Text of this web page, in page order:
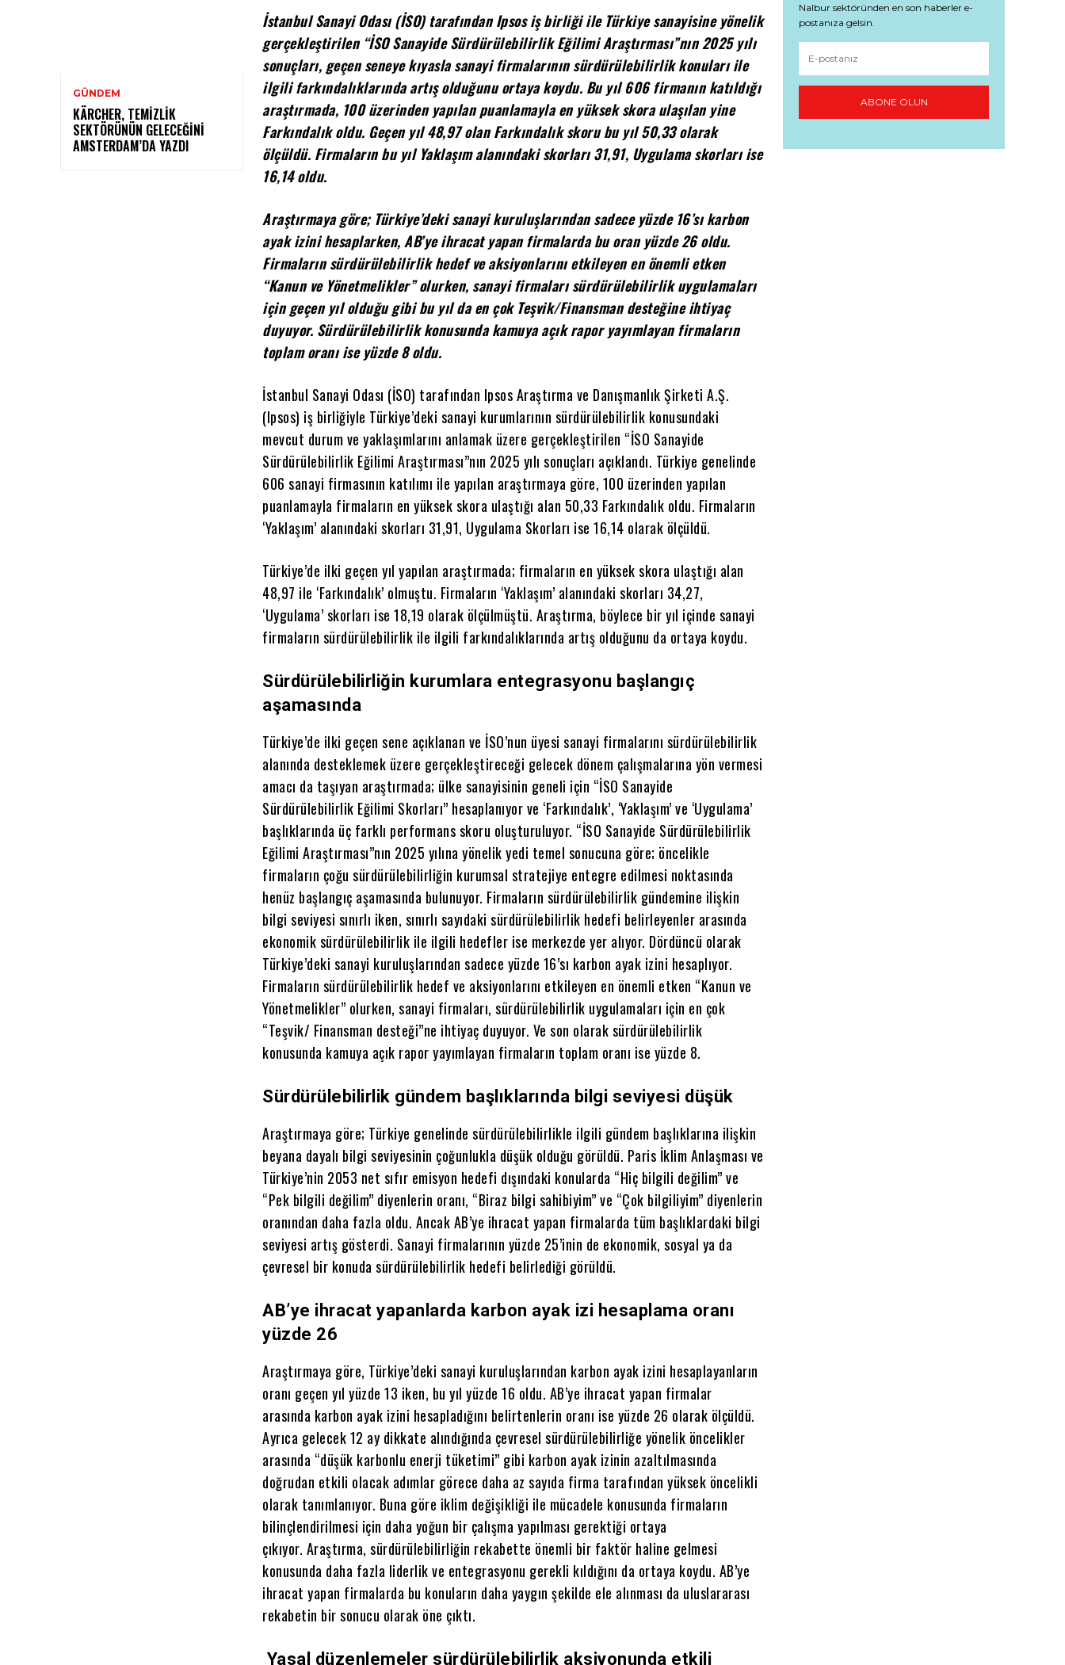
GÜNDEM
KÄRCHER, TEMIZLIK
SEKTÖRÜNÜN GELECEĞINI
AMSTERDAM’DA YAZDI
İstanbul Sanayi Odası (İSO) tarafından Ipsos iş birliği ile Türkiye sanayisine yönelik
gerçekleştirilen “İSO Sanayide Sürdürülebilirlik Eğilimi Araştırması”nın 2025 yılı
sonuçları, geçen seneye kıyasla sanayi firmalarının sürdürülebilirlik konuları ile
ilgili farkındalıklarında artış olduğunu ortaya koydu. Bu yıl 606 firmanın katıldığı
araştırmada, 100 üzerinden yapılan puanlamayla en yüksek skora ulaşılan yine
Farkındalık oldu. Geçen yıl 48,97 olan Farkındalık skoru bu yıl 50,33 olarak
ölçüldü. Firmaların bu yıl Yaklaşım alanındaki skorları 31,91, Uygulama skorları ise
16,14 oldu.
Araştırmaya göre; Türkiye’deki sanayi kuruluşlarından sadece yüzde 16’sı karbon
ayak izini hesaplarken, AB’ye ihracat yapan firmalarda bu oran yüzde 26 oldu.
Firmaların sürdürülebilirlik hedef ve aksiyonlarını etkileyen en önemli etken
“Kanun ve Yönetmelikler” olurken, sanayi firmaları sürdürülebilirlik uygulamaları
için geçen yıl olduğu gibi bu yıl da en çok Teşvik/Finansman desteğine ihtiyaç
duyuyor. Sürdürülebilirlik konusunda kamuya açık rapor yayımlayan firmaların
toplam oranı ise yüzde 8 oldu.
İstanbul Sanayi Odası (İSO) tarafından Ipsos Araştırma ve Danışmanlık Şirketi A.Ş.
(Ipsos) iş birliğiyle Türkiye’deki sanayi kurumlarının sürdürülebilirlik konusundaki
mevcut durum ve yaklaşımlarını anlamak üzere gerçekleştirilen “İSO Sanayide
Sürdürülebilirlik Eğilimi Araştırması”nın 2025 yılı sonuçları açıklandı. Türkiye genelinde
606 sanayi firmasının katılımı ile yapılan araştırmaya göre, 100 üzerinden yapılan
puanlamayla firmaların en yüksek skora ulaştığı alan 50,33 Farkındalık oldu. Firmaların
‘Yaklaşım’ alanındaki skorları 31,91, Uygulama Skorları ise 16,14 olarak ölçüldü.
Türkiye’de ilki geçen yıl yapılan araştırmada; firmaların en yüksek skora ulaştığı alan
48,97 ile ‘Farkındalık’ olmuştu. Firmaların ‘Yaklaşım’ alanındaki skorları 34,27,
‘Uygulama’ skorları ise 18,19 olarak ölçülmüştü. Araştırma, böylece bir yıl içinde sanayi
firmaların sürdürülebilirlik ile ilgili farkındalıklarında artış olduğunu da ortaya koydu.
Sürdürülebilirliğin kurumlara entegrasyonu başlangıç
aşamasında
Türkiye’de ilki geçen sene açıklanan ve İSO’nun üyesi sanayi firmalarını sürdürülebilirlik
alanında desteklemek üzere gerçekleştireceği gelecek dönem çalışmalarına yön vermesi
amacı da taşıyan araştırmada; ülke sanayisinin geneli için “İSO Sanayide
Sürdürülebilirlik Eğilimi Skorları” hesaplanıyor ve ‘Farkındalık’, ‘Yaklaşım’ ve ‘Uygulama’
başlıklarında üç farklı performans skoru oluşturuluyor. “İSO Sanayide Sürdürülebilirlik
Eğilimi Araştırması”nın 2025 yılına yönelik yedi temel sonucuna göre; öncelikle
firmaların çoğu sürdürülebilirliğin kurumsal stratejiye entegre edilmesi noktasında
henüz başlangıç aşamasında bulunuyor. Firmaların sürdürülebilirlik gündemine ilişkin
bilgi seviyesi sınırlı iken, sınırlı sayıdaki sürdürülebilirlik hedefi belirleyenler arasında
ekonomik sürdürülebilirlik ile ilgili hedefler ise merkezde yer alıyor. Dördüncü olarak
Türkiye’deki sanayi kuruluşlarından sadece yüzde 16’sı karbon ayak izini hesaplıyor.
Firmaların sürdürülebilirlik hedef ve aksiyonlarını etkileyen en önemli etken “Kanun ve
Yönetmelikler” olurken, sanayi firmaları, sürdürülebilirlik uygulamaları için en çok
“Teşvik/ Finansman desteği”ne ihtiyaç duyuyor. Ve son olarak sürdürülebilirlik
konusunda kamuya açık rapor yayımlayan firmaların toplam oranı ise yüzde 8.
Sürdürülebilirlik gündem başlıklarında bilgi seviyesi düşük
Araştırmaya göre; Türkiye genelinde sürdürülebilirlikle ilgili gündem başlıklarına ilişkin
beyana dayalı bilgi seviyesinin çoğunlukla düşük olduğu görüldü. Paris İklim Anlaşması ve
Türkiye’nin 2053 net sıfır emisyon hedefi dışındaki konularda “Hiç bilgili değilim” ve
“Pek bilgili değilim” diyenlerin oranı, “Biraz bilgi sahibiyim” ve “Çok bilgiliyim” diyenlerin
oranından daha fazla oldu. Ancak AB’ye ihracat yapan firmalarda tüm başlıklardaki bilgi
seviyesi artış gösterdi. Sanayi firmalarının yüzde 25’inin de ekonomik, sosyal ya da
çevresel bir konuda sürdürülebilirlik hedefi belirlediği görüldü.
AB’ye ihracat yapanlarda karbon ayak izi hesaplama oranı
yüzde 26
Araştırmaya göre, Türkiye’deki sanayi kuruluşlarından karbon ayak izini hesaplayanların
oranı geçen yıl yüzde 13 iken, bu yıl yüzde 16 oldu. AB’ye ihracat yapan firmalar
arasında karbon ayak izini hesapladığını belirtenlerin oranı ise yüzde 26 olarak ölçüldü.
Ayrıca gelecek 12 ay dikkate alındığında çevresel sürdürülebilirliğe yönelik öncelikler
arasında “düşük karbonlu enerji tüketimi” gibi karbon ayak izinin azaltılmasında
doğrudan etkili olacak adımlar görece daha az sayıda firma tarafından yüksek öncelikli
olarak tanımlanıyor. Buna göre iklim değişikliği ile mücadele konusunda firmaların
bilinçlendirilmesi için daha yoğun bir çalışma yapılması gerektiği ortaya
çıkıyor. Araştırma, sürdürülebilirliğin rekabette önemli bir faktör haline gelmesi
konusunda daha fazla liderlik ve entegrasyonu gerekli kıldığını da ortaya koydu. AB’ye
ihracat yapan firmalarda bu konuların daha yaygın şekilde ele alınması da uluslararası
rekabetin bir sonucu olarak öne çıktı.
Yasal düzenlemeler sürdürülebilirlik aksiyonunda etkili
Nalbur sektöründen en son haberler e-
postanıza gelsin.
ABONE OLUN